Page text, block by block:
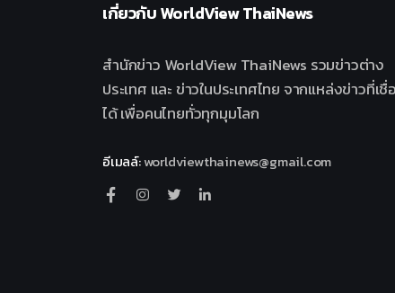
เกี่ยวกับWorldView ThaiNews
สำนักข่าว WorldView ThaiNews รวมข่าวต่าง
ประเทศ และ ข่าวในประเทศไทย จากแหล่งข่าวที่เ
ได้ เพื่อคนไทยทั่วทุกมุมโลก
อีเมลล์:worldviewthainews@gmail.com